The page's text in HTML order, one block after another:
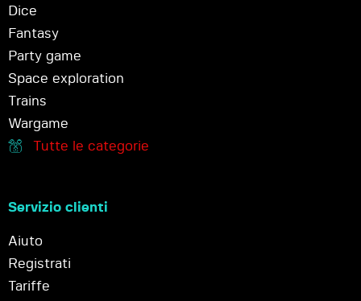
Dice
Fantasy
Party game
Space exploration
Trains
Wargame
Tutte le categorie
Servizio clienti
Aiuto
Registrati
Tariffe